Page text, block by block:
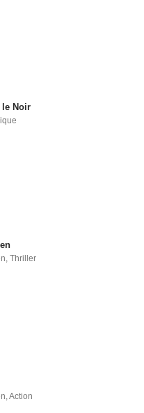
le Noir
,Thriller
,Action